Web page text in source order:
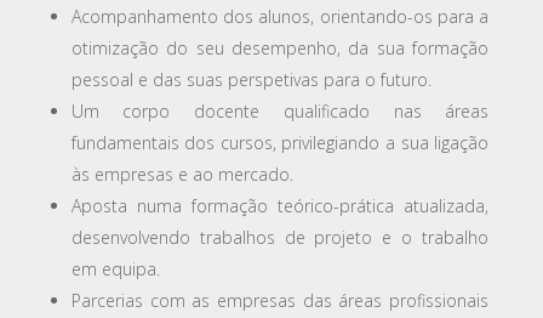
Acompanhamento dos alunos, orientando-os para a
otimização do seu desempenho, da sua formação
pessoal e das suas perspetivas para o futuro.
Um corpo docente qualificado nas áreas
fundamentais dos cursos, privilegiando a sua ligação
às empresas e ao mercado.
Aposta numa formação teórico-prática atualizada,
desenvolvendo trabalhos de projeto e o trabalho
em equipa.
Parcerias com as empresas das áreas profissionais